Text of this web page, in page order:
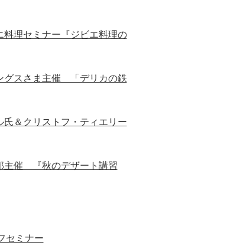
理セミナー『ジビエ料理の
グスさま主催 「デリカの鉄
＆クリストフ・ティエリー
主催 『秋のデザート講習
セミナー